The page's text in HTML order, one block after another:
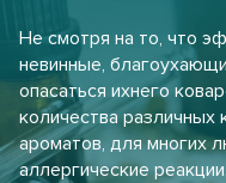
Не смотря на то, что
невинные,
опасаться ихнего
количества различных
ароматов, для многих
аллергические реакции.